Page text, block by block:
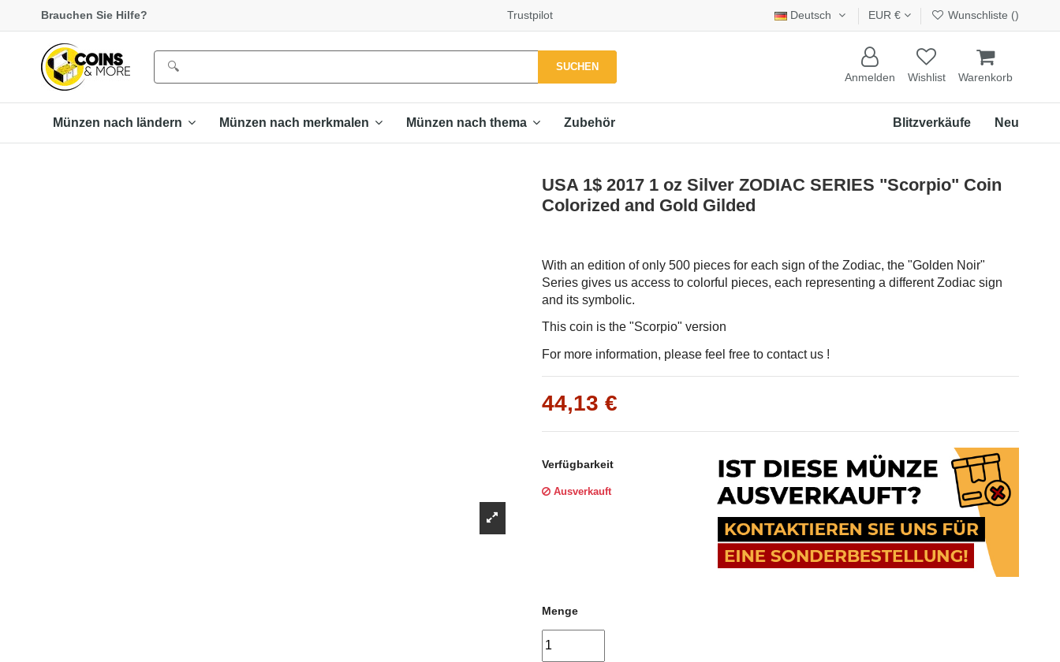
Brauchen Sie Hilfe? Trustpilot Deutsch EUR € Wunschliste ()
SUCHEN
Anmelden Wishlist Warenkorb
Münzen nach ländern Münzen nach merkmalen Münzen nach thema Zubehör Neu
Blitzverkäufe
USA 1$ 2017 1 oz Silver ZODIAC SERIES "Scorpio" Coin
Colorized and Gold Gilded
With an edition of only 500 pieces for each sign of the Zodiac, the "Golden Noir"
Series gives us access to colorful pieces, each representing a different Zodiac sign
and its symbolic.
This coin is the "Scorpio" version
For more information, please feel free to contact us !
44,13 €
Verfügbarkeit
Ausverkauft
Menge